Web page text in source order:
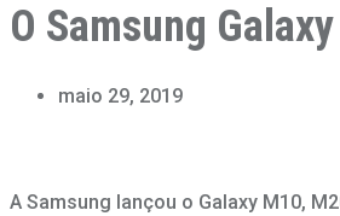
O Samsung
maio 29, 2019
A Samsung lançou o Galaxy M10,